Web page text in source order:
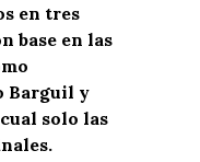
en tres
base en las
Barguil y
solo las